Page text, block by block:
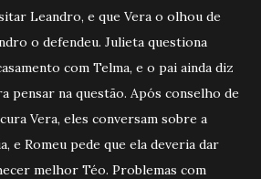
Leandro, e que Vera o olhou de
o defendeu. Julieta questiona
com Telma, e o pai ainda diz
pensar na questão. Após conselho de
Vera, eles conversam sobre a
e Romeu pede que ela deveria dar
melhor Téo. Problemas com